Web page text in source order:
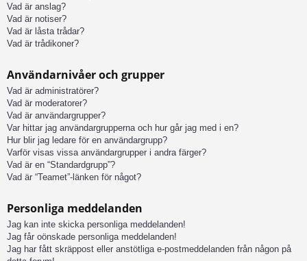
Vad är anslag?
Vad är notiser?
Vad är låsta trådar?
Vad är trådikoner?
Användarnivåer och grupper
Vad är administratörer?
Vad är moderatorer?
Vad är användargrupper?
Var hittar jag användargrupperna och hur går jag med i en?
Hur blir jag ledare för en användargrupp?
Varför visas vissa användargrupper i andra färger?
Vad är en “Standardgrupp”?
Vad är “Teamet”-länken för något?
Personliga meddelanden
Jag kan inte skicka personliga meddelanden!
Jag får oönskade personliga meddelanden!
Jag har fått skräppost eller anstötliga e-postmeddelanden från någon på